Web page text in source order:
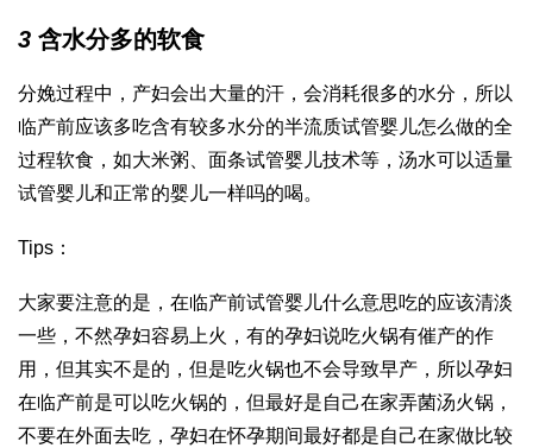
3 含水分多的软食
分娩过程中，产妇会出大量的汗，会消耗很多的水分，所以
临产前应该多吃含有较多水分的半流质试管婴儿怎么做的全
过程软食，如大米粥、面条试管婴儿技术等，汤水可以适量
试管婴儿和正常的婴儿一样吗的喝。
Tips：
大家要注意的是，在临产前试管婴儿什么意思吃的应该清淡
一些，不然孕妇容易上火，有的孕妇说吃火锅有催产的作
用，但其实不是的，但是吃火锅也不会导致早产，所以孕妇
在临产前是可以吃火锅的，但最好是自己在家弄菌汤火锅，
不要在外面去吃，孕妇在怀孕期间最好都是自己在家做比较